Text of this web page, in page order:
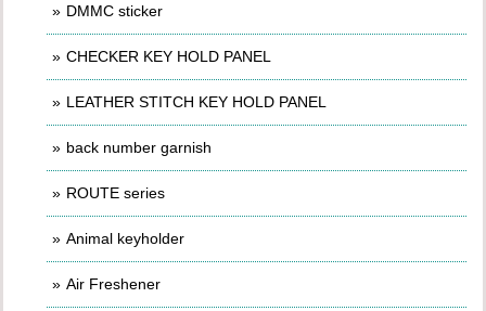
DMMC sticker
CHECKER KEY HOLD PANEL
LEATHER STITCH KEY HOLD PANEL
back number garnish
ROUTE series
Animal keyholder
Air Freshener